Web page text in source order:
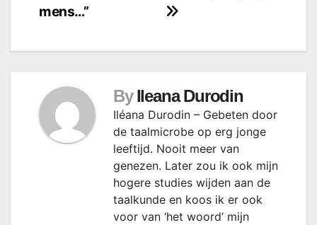
mens…”
By Ileana Durodin
Iléana Durodin – Gebeten door
de taalmicrobe op erg jonge
leeftijd. Nooit meer van
genezen. Later zou ik ook mijn
hogere studies wijden aan de
taalkunde en koos ik er ook
voor van ‘het woord’ mijn